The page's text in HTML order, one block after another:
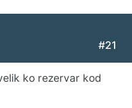
#21
ko rezervar kod